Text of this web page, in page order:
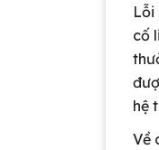
Lỗi
cố
hệ
Về